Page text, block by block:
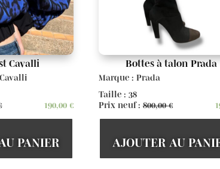
Cavalli
190,00€
PANIER
Bottes à talon Prada
Marque : Prada
Taille : 38
Prix neuf :800,00€
AJOUTER AU